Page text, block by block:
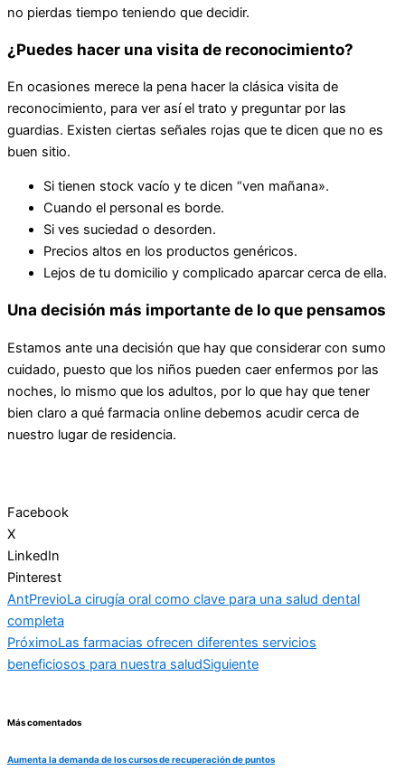
no pierdas tiempo teniendo que decidir.
¿Puedes hacer una visita de reconocimiento?
En ocasiones merece la pena hacer la clásica visita de
reconocimiento, para ver así el trato y preguntar por las
guardias. Existen ciertas señales rojas que te dicen que no es
buen sitio.
Si tienen stock vacío y te dicen “ven mañana».
Cuando el personal es borde.
Si ves suciedad o desorden.
Precios altos en los productos genéricos.
Lejos de tu domicilio y complicado aparcar cerca de ella.
Una decisión más importante de lo que pensamos
Estamos ante una decisión que hay que considerar con sumo
cuidado, puesto que los niños pueden caer enfermos por las
noches, lo mismo que los adultos, por lo que hay que tener
bien claro a qué farmacia online debemos acudir cerca de
nuestro lugar de residencia.
Facebook
X
LinkedIn
Pinterest
AntPrevioLa cirugía oral como clave para una salud dental
completa
PróximoLas farmacias ofrecen diferentes servicios
beneficiosos para nuestra saludSiguiente
Más comentados
Aumenta la demanda de los cursos de recuperación de puntos